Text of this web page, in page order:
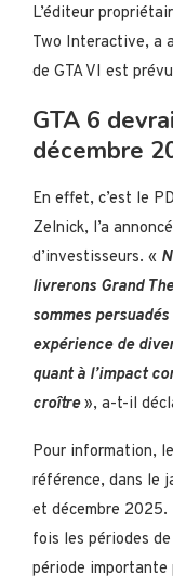
L’éditeur
Two Interactive, a
de GTA VI est
GTA 6
décembre
En effet, c’est le
Zelnick, l’a
d’investisseurs. «
livrerons Grand
sommes
expérience de
quant à l’impact
croître», a-t-il
Pour information,
référence, dans le
et décembre 2025.
fois les périodes
période importante